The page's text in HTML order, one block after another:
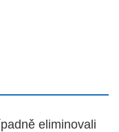
eliminovali